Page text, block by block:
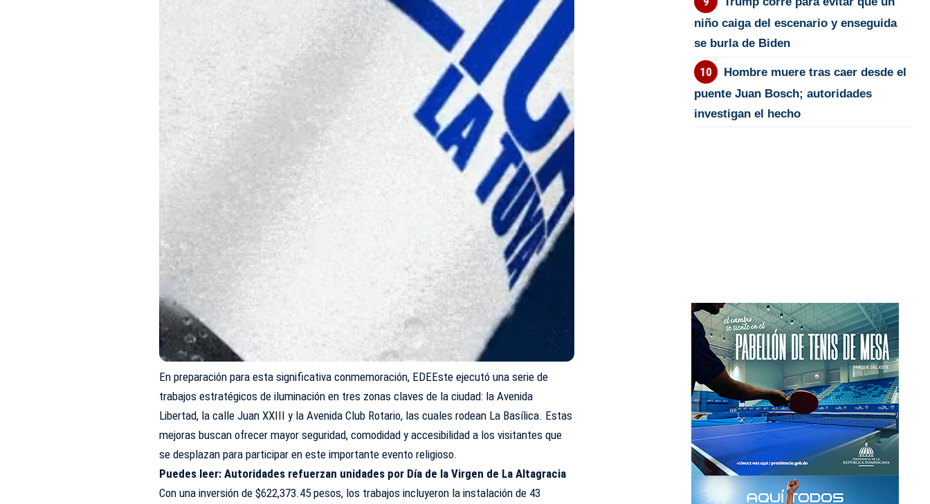
En preparación para esta significativa conmemoración, EDEEste ejecutó una serie de
trabajos estratégicos de iluminación en tres zonas claves de la ciudad: la Avenida
Libertad, la calle Juan XXIII y la Avenida Club Rotario, las cuales rodean La Basílica. Estas
mejoras buscan ofrecer mayor seguridad, comodidad y accesibilidad a los visitantes que
se desplazan para participar en este importante evento religioso.
Puedes leer:Autoridades refuerzan unidades por Día de la Virgen de La Altagracia
Con una inversión de $622,373.45 pesos, los trabajos incluyeron la instalación de 43
niño caiga del escenario y enseguida
se burla de Biden
Hombre muere tras caer desde el
puente Juan Bosch; autoridades
investigan el hecho